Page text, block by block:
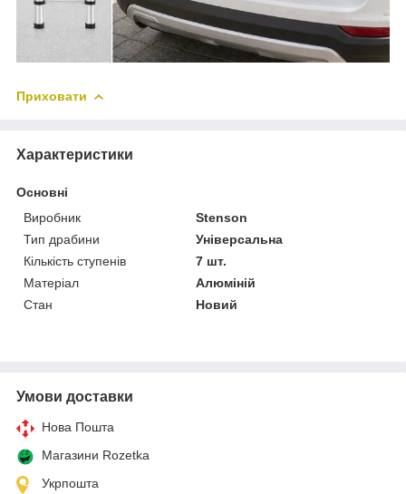
Приховати
Характеристики
Основні
Виробник
Stenson
Тип драбини
Універсальна
Кількість ступенів
7 шт.
Матеріал
Алюміній
Стан
Новий
Умови доставки
Нова Пошта
Магазини Rozetka
Укрпошта